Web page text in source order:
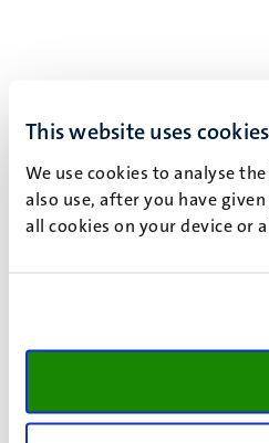
This website uses cookies
We use cookies to analyse
also use, after you have
all cookies on your device or